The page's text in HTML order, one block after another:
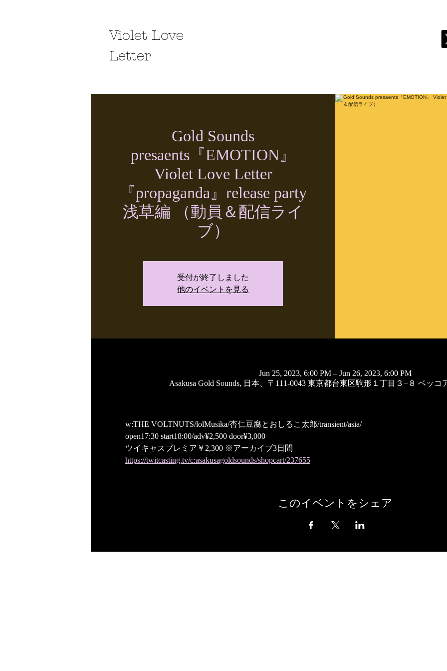
Violet Love
Letter
Gold Sounds
presaents『EMOTION』
Violet Love Letter
『propaganda』release party
浅草編 （動員＆配信ライ
ブ）
受付が終了しました
他のイベントを見る
Jun 25, 2023, 6:00 PM – Jun 26, 2023, 6:00 PM
Asakusa Gold Sounds, 日本、〒111-0043 東京都台東区駒形１丁目３−８ ベッコ
w:THE VOLTNUTS/lolMusika/杏仁豆腐とおしるこ太郎/transient/asia/
​​​open17:30 start18:00/adv¥2,500 door¥3,000
ツイキャスプレミア￥2,300​ ※アーカイブ3日間​
https://twitcasting.tv/c:asakusagoldsounds/shopcart/237655
このイベントをシェア